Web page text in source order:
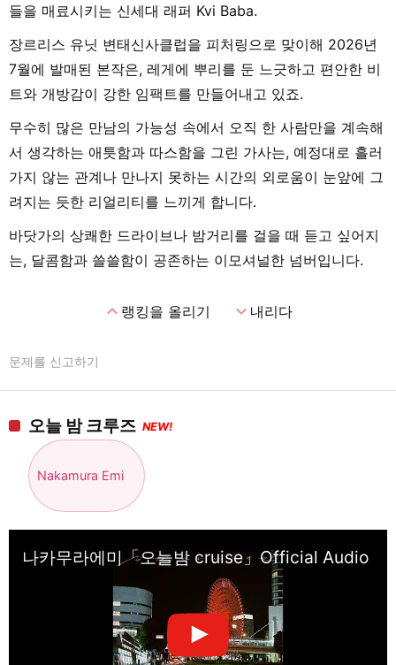
들을 매료시키는 신세대 래퍼 Kvi Baba.
장르리스 유닛 변태신사클럽을 피처링으로 맞이해 2026년
7월에 발매된 본작은, 레게에 뿌리를 둔 느긋하고 편안한 비
트와 개방감이 강한 임팩트를 만들어내고 있죠.
무수히 많은 만남의 가능성 속에서 오직 한 사람만을 계속해
서 생각하는 애틋함과 따스함을 그린 가사는, 예정대로 흘러
가지 않는 관계나 만나지 못하는 시간의 외로움이 눈앞에 그
려지는 듯한 리얼리티를 느끼게 합니다.
바닷가의 상쾌한 드라이브나 밤거리를 걸을 때 듣고 싶어지
는, 달콤함과 쓸쓸함이 공존하는 이모셔널한 넘버입니다.
expand_less랭킹을 올리기 expand_more내리다
문제를 신고하기
오늘 밤 크루즈 NEW!
Nakamura Emi
나카무라에미「오늘밤 cruise」Official Audio